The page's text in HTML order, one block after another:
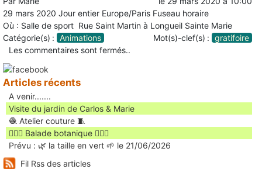
29 mars 2020 Jour entier Europe/Paris Fuseau horaire
Où : Salle de sport Rue Saint Martin à Longueil Sainte Marie
Catégorie(s) : Animations Mot(s)-clef(s) : gratifoire
Les commentaires sont fermés..
Articles récents
A venir.......
Visite du jardin de Carlos & Marie
🧶 Atelier couture 🧵
🚶🏻‍♀️ Balade botanique 🚶🏻‍♂️
Prévu : 🌿 la taille en vert 🌱 le 21/06/2026
Fil Rss des articles